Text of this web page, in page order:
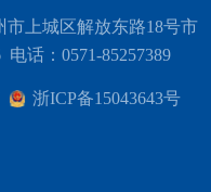
上城区解放东路18号市
话：0571-85257389
浙ICP备15043643号